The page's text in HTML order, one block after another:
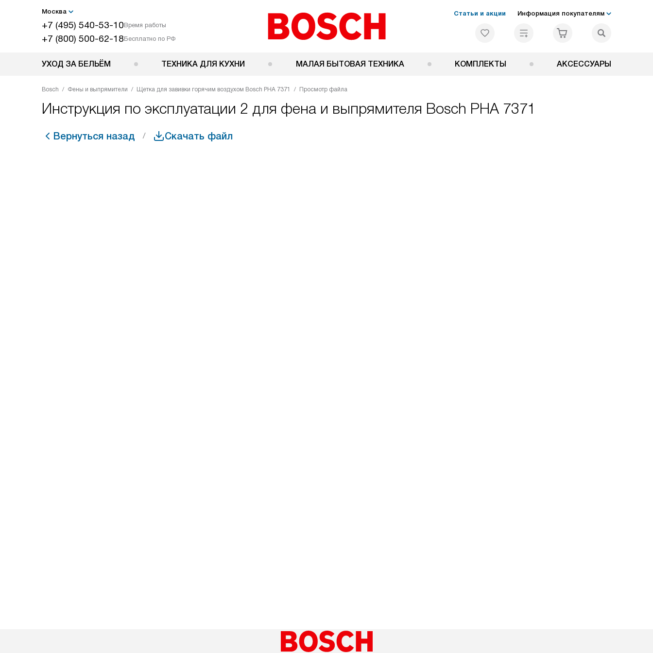
Москва
+7 (495) 540-53-10Время работы
+7 (800) 500-62-18Бесплатно по РФ
Статьи и акции Информация покупателям
УХОД ЗА БЕЛЬЁМ ТЕХНИКА ДЛЯ КУХНИ МАЛАЯ БЫТОВАЯ ТЕХНИКА КОМПЛЕКТЫ АКСЕССУАРЫ
Bosch Фены и выпрямители Щетка для завивки горячим воздухом Bosch PHA 7371 Просмотр файла
Инструкция по эксплуатации 2 для фена и выпрямителя Bosch PHA 7371
Вернуться назад Скачать файл